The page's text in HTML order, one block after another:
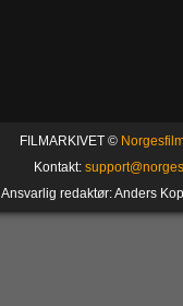
FILMARKIVET ©
Kontakt:
Ansvarlig redaktør: Anders